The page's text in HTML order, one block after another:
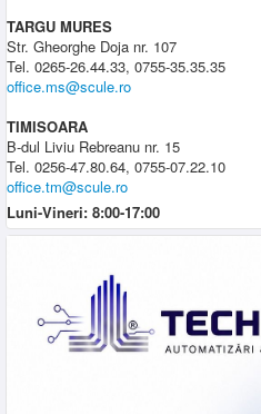
TARGU MURES
Str. Gheorghe Doja nr. 107
Tel. 0265-26.44.33, 0755-35.35.35
office.ms@scule.ro
TIMISOARA
B-dul Liviu Rebreanu nr. 15
Tel. 0256-47.80.64, 0755-07.22.10
office.tm@scule.ro
Luni-Vineri: 8:00-17:00